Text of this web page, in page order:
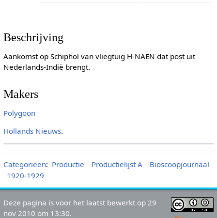
Beschrijving
Aankomst op Schiphol van vliegtuig H-NAEN dat post uit
Nederlands-Indië brengt.
Makers
Polygoon
Hollands Nieuws.
Categorieën: Productie Productielijst A
Bioscoopjournaal
1920-1929
Deze pagina is voor het laatst bewerkt op 29
nov 2010 om 13:30.